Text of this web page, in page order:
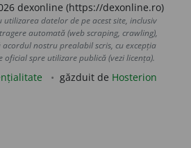
dexonline (https://dexonline.ro)
utilizarea datelor de pe acest site, inclusiv
automată (web scraping, crawling),
nostru prealabil scris, cu excepția
spre utilizare publică (vezi licența).
găzduit de Hosterion